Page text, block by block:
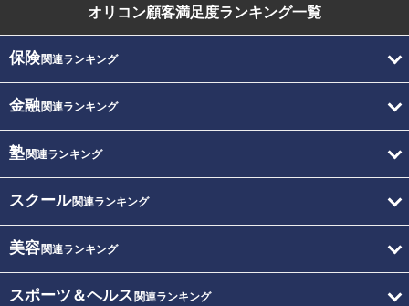
オリコン顧客満足度ランキング一覧
保険関連ランキング
金融関連ランキング
塾関連ランキング
スクール関連ランキング
美容関連ランキング
スポーツ＆ヘルス 関連ランキング